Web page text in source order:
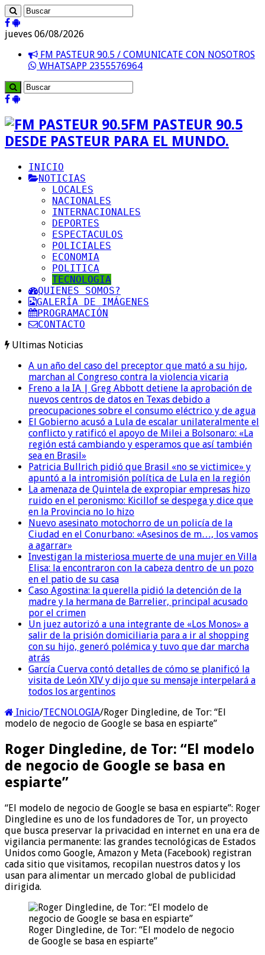
jueves 06/08/2026
FM PASTEUR 90.5 / COMUNICATE CON NOSOTROS
WHATSAPP 2355576964
FM PASTEUR 90.5
DESDE PASTEUR PARA EL MUNDO.
INICIO
NOTICIAS
LOCALES
NACIONALES
INTERNACIONALES
DEPORTES
ESPECTACULOS
POLICIALES
ECONOMIA
POLITICA
TECNOLOGIA
QUIENES SOMOS?
GALERÍA DE IMÁGENES
PROGRAMACIÓN
CONTACTO
Ultimas Noticias
A un año del caso del preceptor que mató a su hijo,
marchan al Congreso contra la violencia vicaria
Freno a la IA | Greg Abbott detiene la aprobación de
nuevos centros de datos en Texas debido a
preocupaciones sobre el consumo eléctrico y de agua
El Gobierno acusó a Lula de escalar unilateralmente el
conflicto y ratificó el apoyo de Milei a Bolsonaro: «La
región está cambiando y esperamos que así también
sea en Brasil»
Patricia Bullrich pidió que Brasil «no se victimice» y
apuntó a la intromisión política de Lula en la región
La amenaza de Quintela de expropiar empresas hizo
ruido en el peronismo: Kicillof se despega y dice que
en la Provincia no lo hizo
Nuevo asesinato motochorro de un policía de la
Ciudad en el Conurbano: «Asesinos de m…, los vamos
a agarrar»
Investigan la misteriosa muerte de una mujer en Villa
Elisa: la encontraron con la cabeza dentro de un pozo
en el patio de su casa
Caso Agostina: la querella pidió la detención de la
madre y la hermana de Barrelier, principal acusado
por el crimen
Un juez autorizó a una integrante de «Los Monos» a
salir de la prisión domiciliaria para a ir al shopping
con su hijo, generó polémica y tuvo que dar marcha
atrás
García Cuerva contó detalles de cómo se planificó la
visita de León XIV y dijo que su mensaje interpelará a
todos los argentinos
Inicio/TECNOLOGIA/Roger Dingledine, de Tor: “El
modelo de negocio de Google se basa en espiarte”
Roger Dingledine, de Tor: “El modelo
de negocio de Google se basa en
espiarte”
“El modelo de negocio de Google se basa en espiarte”: Roger
Dingledine es uno de los fundadores de Tor, un proyecto
que busca preservar la privacidad en internet en una era de
vigilancia permanente: las grandes tecnológicas de Estados
Unidos como Google, Amazon y Meta (Facebook) registran
cada sitio que visitamos, recopilan nuestros datos y los
usan para alimentar un mercado global de publicidad
dirigida.
Roger Dingledine, de Tor: “El modelo de negocio
de Google se basa en espiarte”